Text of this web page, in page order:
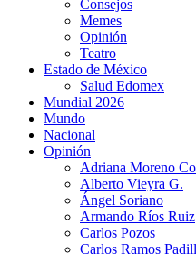
Consejos
Memes
Opinión
Teatro
Estado de México
Salud Edomex
Mundial 2026
Mundo
Nacional
Opinión
Adriana Moreno
Alberto Vieyra G.
Ángel Soriano
Armando Ríos Ruiz
Carlos Pozos
Carlos Ramos